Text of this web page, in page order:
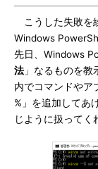
こうした失敗を
Windows
先日、Windows
法 」なるものを
内でコマンドやア
%」を追加してあ
じように扱ってく